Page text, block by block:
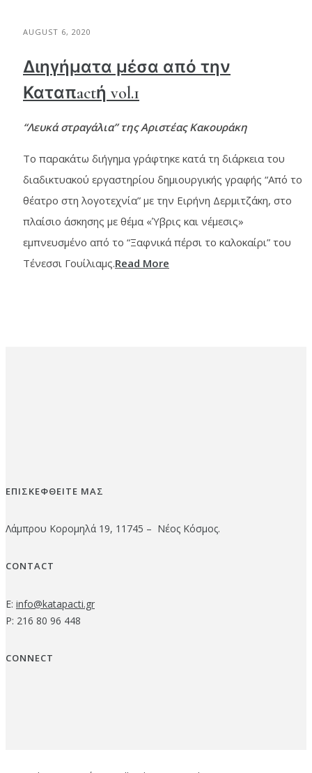
AUGUST 6, 2020
Διηγήματα μέσα από την
Καταπactή vol.1
“Λευκά στραγάλια” της Αριστέας Κακουράκη
Το παρακάτω διήγημα γράφτηκε κατά τη διάρκεια του
διαδικτυακού εργαστηρίου δημιουργικής γραφής “Από το
θέατρο στη λογοτεχνία” με την Ειρήνη Δερμιτζάκη, στο
πλαίσιο άσκησης με θέμα «Ύβρις και νέμεσις»
εμπνευσμένο από το “Ξαφνικά πέρσι το καλοκαίρι” του
Τένεσσι Γουίλιαμς.Read More
ΕΠΙΣΚΕΦΘΕΙΤΕ ΜΑΣ
Λάμπρου Κορομηλά 19, 11745 – Νέος Κόσμος.
CONTACT
E: info@katapacti.gr
P: 216 80 96 448
CONNECT